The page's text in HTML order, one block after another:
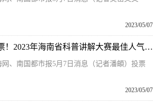
2023/05/07
世界动态:快来投票！2023年海南省科普讲解大赛最佳人气奖网络投票正式开启
、南国都市报5月7日消息（记者潘頔）投票
2023/05/07